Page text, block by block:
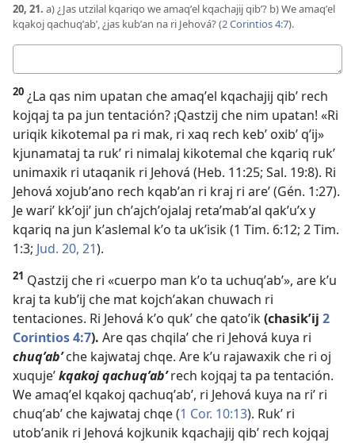
20, 21. a) ¿Jas utzilal kqariqo we amaqʼel kqachajij qibʼ? b) We amaqʼel
kqakoj qachuqʼabʼ, ¿jas kubʼan na ri Jehová? (2 Corintios 4:7).
20 ¿La qas nim upatan che amaqʼel kqachajij qibʼ rech
kojqaj ta pa jun tentación? ¡Qastzij che nim upatan! «Ri
uriqik kikotemal pa ri mak, ri xaq rech kebʼ oxibʼ qʼij»
kjunamataj ta rukʼ ri nimalaj kikotemal che kqariq rukʼ
unimaxik ri utaqanik ri Jehová (Heb. 11:25; Sal. 19:8). Ri
Jehová xojubʼano rech kqabʼan ri kraj ri areʼ (Gén. 1:27).
Je wariʼ kkʼojiʼ jun chʼajchʼojalaj retaʼmabʼal qakʼuʼx y
kqariq na jun kʼaslemal kʼo ta ukʼisik (1 Tim. 6:12; 2 Tim.
1:3; Jud. 20, 21).
21 Qastzij che ri «cuerpo man kʼo ta uchuqʼabʼ», are kʼu
kraj ta kubʼij che mat kojchʼakan chuwach ri
tentaciones. Ri Jehová kʼo qukʼ che qatoʼik(chasikʼij 2
Corintios 4:7). Are qas chqilaʼ che ri Jehová kuya ri
chuqʼabʼche kajwataj chqe. Are kʼu rajawaxik che ri oj
xuqujeʼkqakoj qachuqʼabʼrech kojqaj ta pa tentación.
We amaqʼel kqakoj qachuqʼabʼ, ri Jehová kuya na riʼ ri
chuqʼabʼ che kajwataj chqe (1 Cor. 10:13). Rukʼ ri
utobʼanik ri Jehová kojkunik kqachajij qibʼ rech kojqaj